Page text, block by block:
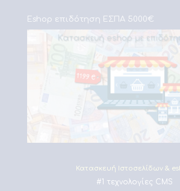
Eshop επιδότηση ΕΣΠΑ 5000€
Κατασκευή Ιστοσελίδων &
#1 τεχνολογίες CMS